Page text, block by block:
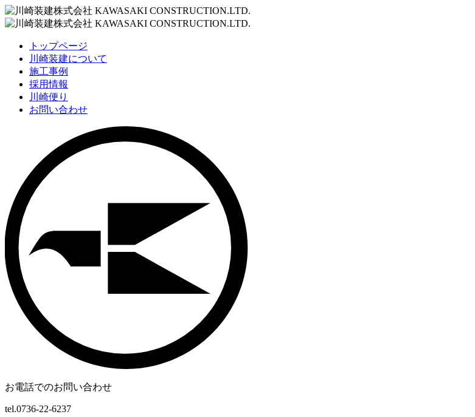
トップページ
川崎装建について
施工事例
採用情報
川崎便り
お問い合わせ
お電話でのお問い合わせ
tel.0736-22-6237